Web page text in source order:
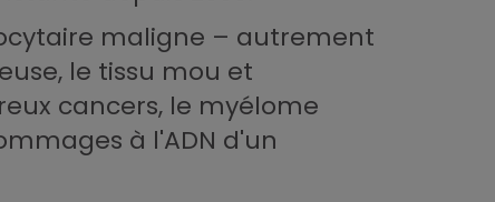
maligne – autrement
le tissu mou et
cancers, le myélome
à l'ADN d'un